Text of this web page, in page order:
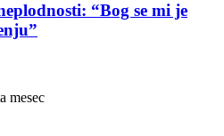
“Bog se mi je
mesec